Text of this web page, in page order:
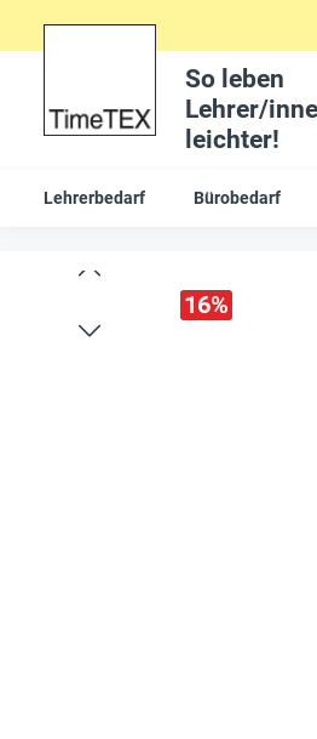
So leben
Lehrer/
leichter!
Lehrerbedarf Bürobedarf
16%